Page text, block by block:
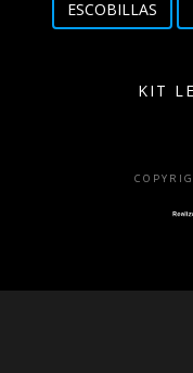
ESCOBILLAS
KIT